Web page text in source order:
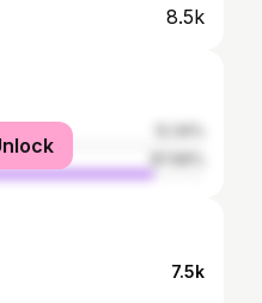
8.5k
7.5k